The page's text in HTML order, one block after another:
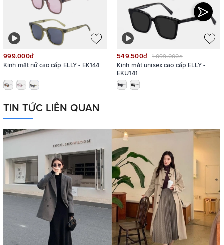
999.000₫
Kính mắt nữ cao cấp ELLY - EK144
549.500₫ 1.099.000₫
Kính mắt unisex cao cấp ELLY -
EKU141
TIN TỨC LIÊN QUAN